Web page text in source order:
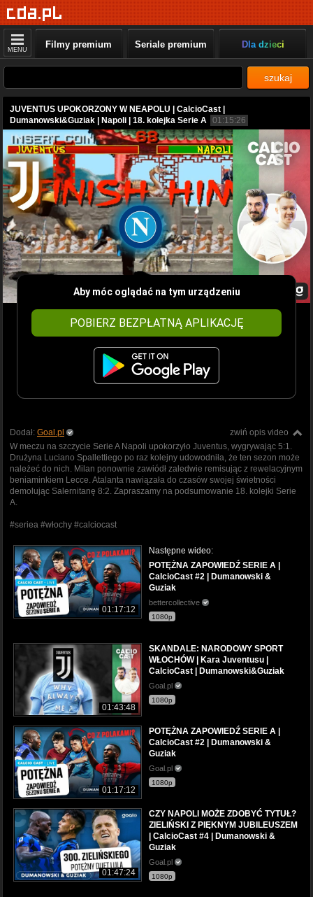
MENU Filmy premium Seriale premium Dla dzieci
szukaj
JUVENTUS UPOKORZONY W NEAPOLU | CalcioCast |
Dumanowski&Guziak | Napoli | 18. kolejka Serie A 01:15:26
Aby móc oglądać na tym urządzeniu
POBIERZ BEZPŁATNĄ APLIKACJĘ
zwiń opis video
Dodał: Goal.pl
W meczu na szczycie Serie A Napoli upokorzyło Juventus, wygrywając 5:1.
Drużyna Luciano Spallettiego po raz kolejny udowodniła, że ten sezon może
należeć do nich. Milan ponownie zawiódł zaledwie remisując z rewelacyjnym
beniaminkiem Lecce. Atalanta nawiązała do czasów swojej świetności
demolując Salernitanę 8:2. Zapraszamy na podsumowanie 18. kolejki Serie
A.
#seriea #włochy #calciocast
01:17:12
Następne wideo:
POTĘŻNA ZAPOWIEDŹ SERIE A |
CalcioCast #2 | Dumanowski &
Guziak
bettercollective
1080p
01:43:48
SKANDALE: NARODOWY SPORT
WŁOCHÓW | Kara Juventusu |
CalcioCast | Dumanowski&Guziak
Goal.pl
1080p
01:17:12
POTĘŻNA ZAPOWIEDŹ SERIE A |
CalcioCast #2 | Dumanowski &
Guziak
Goal.pl
1080p
01:47:24
CZY NAPOLI MOŻE ZDOBYĆ TYTUŁ?
ZIELIŃSKI Z PIĘKNYM JUBILEUSZEM
| CalcioCast #4 | Dumanowski &
Guziak
Goal.pl
1080p